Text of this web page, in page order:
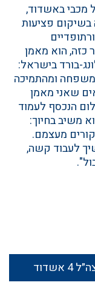
מכבי באשדוד,
פציעות
כזה, הוא מאמן
בורד בישראל:
ומהתמיכה
שאני מאמן
הנכסף לעמוד
משיב בחיוך:
מעצמם.
לעבוד קשה,
4 אשדוד